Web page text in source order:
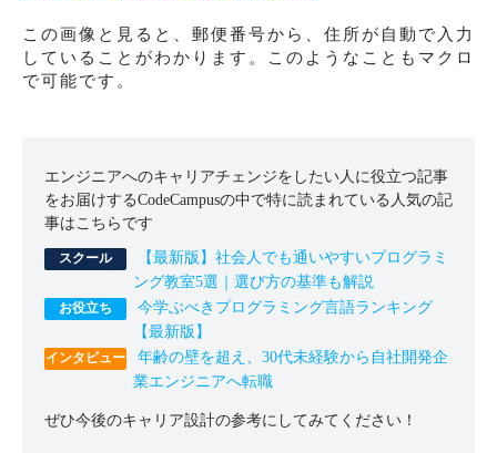
この画像と見ると、郵便番号から、住所が自動で入力
していることがわかります。このようなこともマクロ
で可能です。
エンジニアへのキャリアチェンジをしたい人に役立つ記事
をお届けするCodeCampusの中で特に読まれている人気の記
事はこちらです
【最新版】社会人でも通いやすいプログラミ
ング教室5選｜選び方の基準も解説
今学ぶべきプログラミング言語ランキング
【最新版】
年齢の壁を超え、30代未経験から自社開発企
業エンジニアへ転職
ぜひ今後のキャリア設計の参考にしてみてください！